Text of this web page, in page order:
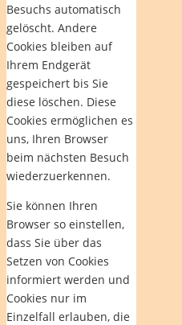
Besuchs automatisch
gelöscht. Andere
Cookies bleiben auf
Ihrem Endgerät
gespeichert bis Sie
diese löschen. Diese
Cookies ermöglichen es
uns, Ihren Browser
beim nächsten Besuch
wiederzuerkennen.
Sie können Ihren
Browser so einstellen,
dass Sie über das
Setzen von Cookies
informiert werden und
Cookies nur im
Einzelfall erlauben, die